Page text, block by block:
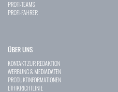
PROFI-TEAMS
PROFI-FAHRER
ÜBER UNS
KONTAKT ZUR REDAKTION
WERBUNG & MEDIADATEN
PRODUKTINFORMATIONEN
ETHIKRICHTLINIE